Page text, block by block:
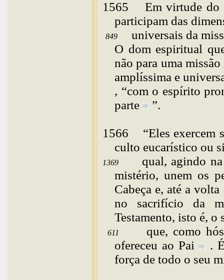
1565 Em virtude do
participam das
849 universais da
O dom espiritual
não para uma
amplíssima e
, “com o espírito
parte
”.
1566 “Eles exercem
culto eucarístico ou
1369
qual, agindo
mistério, unem os
Cabeça e, até a
no sacrifício da
Testamento, isto é,
611 que, como
ofereceu ao Pai
.
força de todo o seu